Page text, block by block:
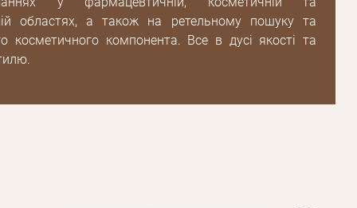
областях, а також на ретельному пошуку та
косметичного компонента. Все в дусі якості та